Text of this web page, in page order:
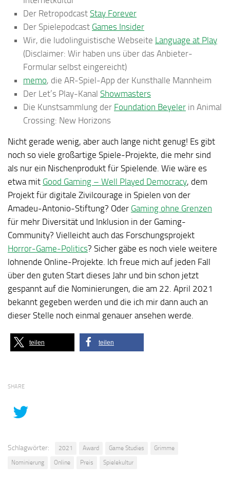
Der Retropodcast Stay Forever
Der Spielepodcast Games Insider
Wir, die ludolinguistische Webseite Language at Play
(Disclaimer: Wir haben uns über das Anbieter-
Formular selbst eingereicht)
memo, die AR-Spiel-App der Kunsthalle Mannheim
Der Let’s Play-Kanal Showmasters
Die Kunstsammlung der Foundation Beyeler in Animal
Crossing: New Horizons
Nicht gerade wenig, aber auch lange nicht genug! Es gibt
noch so viele großartige Spiele-Projekte, die mehr sind
als nur ein Nischenprodukt für Spielende. Wie wäre es
etwa mit Good Gaming – Well Played Democracy, dem
Projekt für digitale Zivilcourage in Spielen von der
Amadeu-Antonio-Stiftung? Oder Gaming ohne Grenzen
für mehr Diversität und Inklusion in der Gaming-
Community? Vielleicht auch das Forschungsprojekt
Horror-Game-Politics? Sicher gäbe es noch viele weitere
lohnende Online-Projekte. Ich freue mich auf jeden Fall
über den guten Start dieses Jahr und bin schon jetzt
gespannt auf die Nominierungen, die am 22. April 2021
bekannt gegeben werden und die ich mir dann auch an
dieser Stelle noch einmal genauer ansehen werde.
teilen teilen
SHARE
Schlagwörter: 2021 Award Game Studies
Grimme
Nominierung
Online Preis Spielekultur